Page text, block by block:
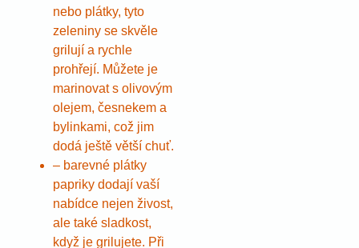
nebo plátky, tyto
zeleniny se skvěle
grilují a rychle
prohřejí. Můžete je
marinovat s olivovým
olejem, česnekem a
bylinkami, což jim
dodá ještě větší chuť.
– barevné plátky
papriky dodají vaší
nabídce nejen živost,
ale také sladkost,
když je grilujete. Při